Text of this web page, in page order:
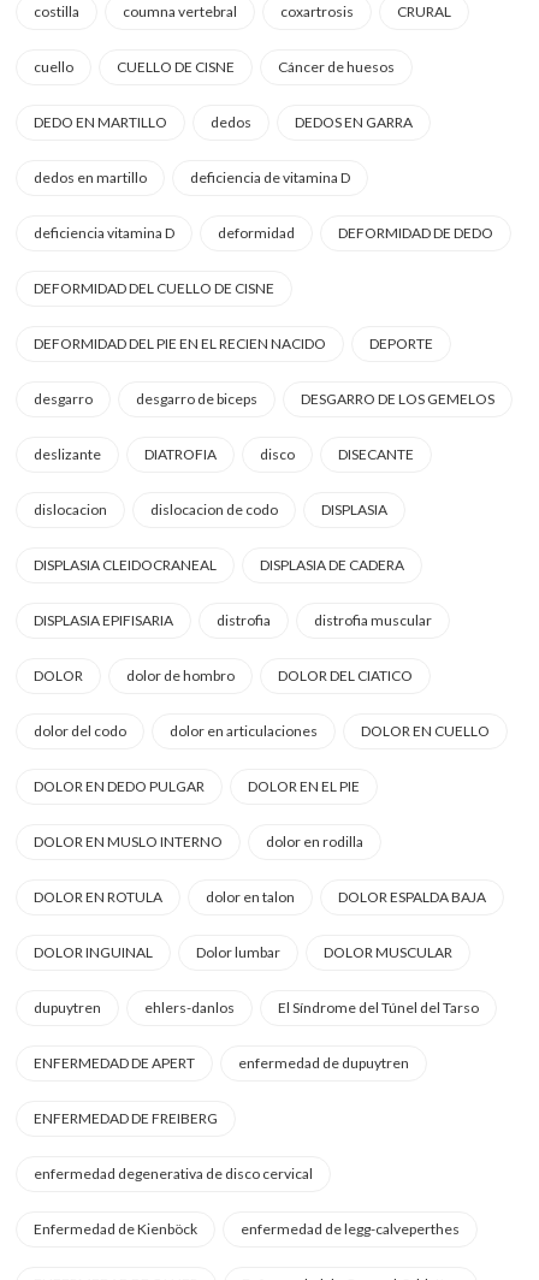
costilla coumna vertebral coxartrosis CRURAL
cuello CUELLO DE CISNE Cáncer de huesos
DEDO EN MARTILLO dedos DEDOS EN GARRA
dedos en martillo deficiencia de vitamina D
deficiencia vitamina D deformidad DEFORMIDAD DE DEDO
DEFORMIDAD DEL CUELLO DE CISNE
DEFORMIDAD DEL PIE EN EL RECIEN NACIDO DEPORTE
desgarro desgarro de biceps DESGARRO DE LOS GEMELOS
deslizante DIATROFIA disco DISECANTE
dislocacion dislocacion de codo DISPLASIA
DISPLASIA CLEIDOCRANEAL DISPLASIA DE CADERA
DISPLASIA EPIFISARIA distrofia distrofia muscular
DOLOR dolor de hombro DOLOR DEL CIATICO
dolor del codo dolor en articulaciones DOLOR EN CUELLO
DOLOR EN DEDO PULGAR DOLOR EN EL PIE
DOLOR EN MUSLO INTERNO dolor en rodilla
DOLOR EN ROTULA dolor en talon DOLOR ESPALDA BAJA
DOLOR INGUINAL Dolor lumbar DOLOR MUSCULAR
dupuytren ehlers-danlos El Síndrome del Túnel del Tarso
ENFERMEDAD DE APERT enfermedad de dupuytren
ENFERMEDAD DE FREIBERG
enfermedad degenerativa de disco cervical
Enfermedad de Kienböck enfermedad de legg-calveperthes